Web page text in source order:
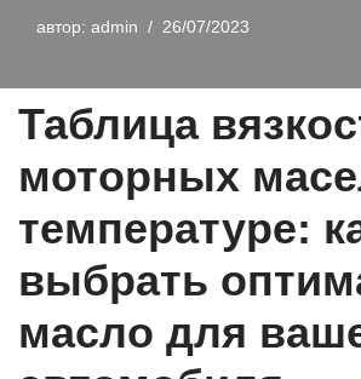
автор: admin 26/07/2023
Таблица
моторных
температуре:
выбрать
масло для